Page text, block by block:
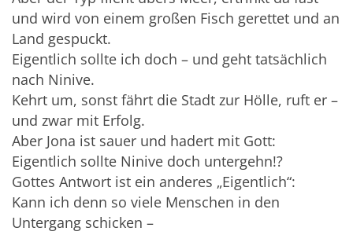
und wird von einem großen Fisch gerettet und an
Land gespuckt.
Eigentlich sollte ich doch – und geht tatsächlich
nach Ninive.
Kehrt um, sonst fährt die Stadt zur Hölle, ruft er –
und zwar mit Erfolg.
Aber Jona ist sauer und hadert mit Gott:
Eigentlich sollte Ninive doch untergehn!?
Gottes Antwort ist ein anderes „Eigentlich“:
Kann ich denn so viele Menschen in den
Untergang schicken –